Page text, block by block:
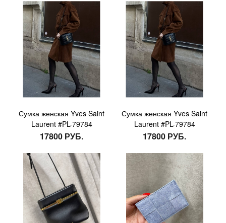
Сумка женская Yves Saint
Laurent #PL-79784
17800 РУБ.
Сумка женская Yves Saint
Laurent #PL-79784
17800 РУБ.